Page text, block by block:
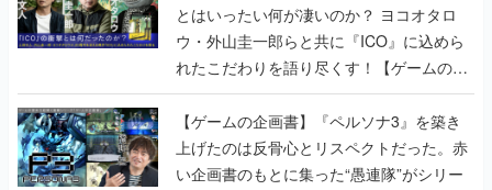
とはいったい何が凄いのか？ ヨコオタロ
ウ・外山圭一郎らと共に『ICO』に込めら
れたこだわりを語り尽くす！【ゲームの企
画書】
【ゲームの企画書】『ペルソナ3』を築き
上げたのは反骨心とリスペクトだった。赤
い企画書のもとに集った“愚連隊”がシリー